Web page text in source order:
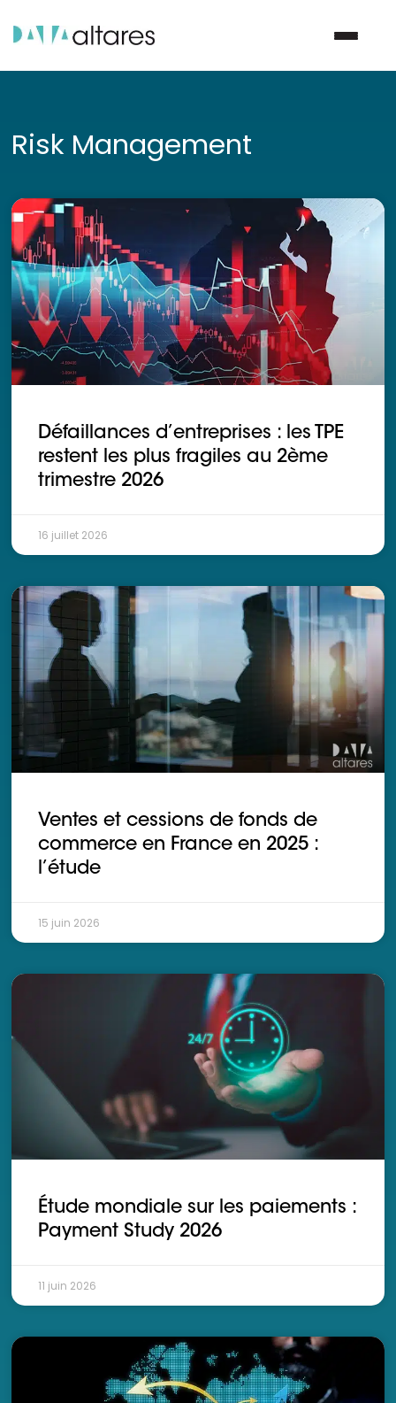
Nos solutions
Nos data
Notre groupe
Nos partenaires
Ressources
Risk Management
Défaillances d’entreprises : les TPE
restent les plus fragiles au 2ème
trimestre 2026
16 juillet 2026
Ventes et cessions de fonds de
commerce en France en 2025 :
l’étude
15 juin 2026
Étude mondiale sur les paiements :
Payment Study 2026
11 juin 2026